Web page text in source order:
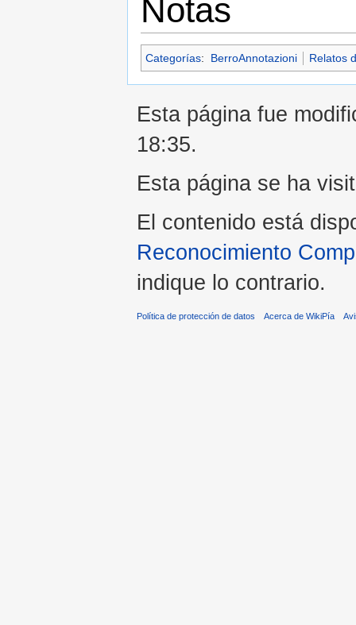
Notas
Categorías: BerroAnnotazioni Relatos
Esta página fue
18:35.
Esta página se ha
El contenido está
Reconocimiento
indique lo contrario.
Política de protección de datos Acerca de WikiPía